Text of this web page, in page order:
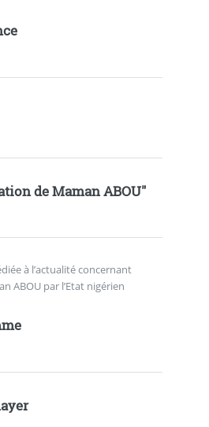
de Maman ABOU"
à l’actualité concernant
ABOU par l’Etat nigérien